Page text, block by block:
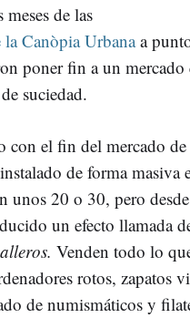
de las
laCanòpiaUrbanaa
poner fin a un mercado
suciedad.
con el fin del mercado
de forma masiva
unos 20 o 30, pero
un efecto llamada
Venden todo lo
rotos, zapatos
de numismáticos y